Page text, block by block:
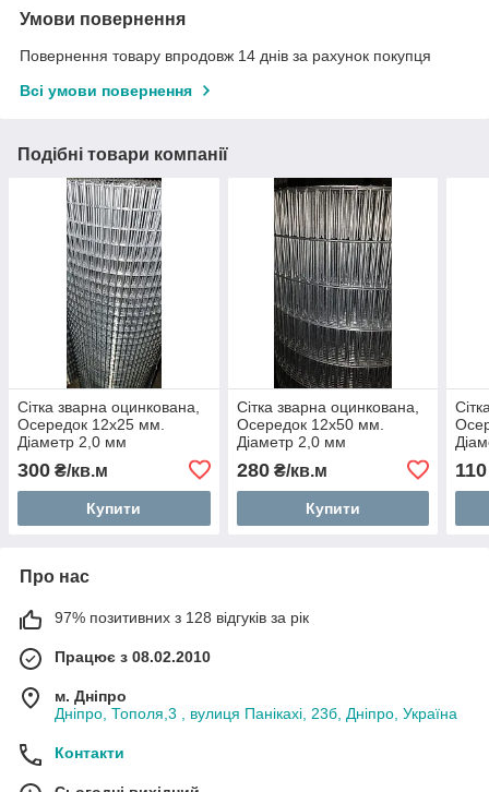
Умови повернення
Повернення товару впродовж 14 днів за рахунок покупця
Всі умови повернення
Подібні товари компанії
Сітка зварна оцинкована,
Осередок 12х25 мм.
Діаметр 2,0 мм
300 ₴/кв.м
Купити
Сітка зварна оцинкована,
Осередок 12х50 мм.
Діаметр 2,0 мм
280₴/кв.м
Купити
110
Про нас
97% позитивних з 128 відгуків за рік
Працює з 08.02.2010
м. Дніпро
Дніпро, Тополя,3 , вулиця Панікахі, 23б, Дніпро, Україна
Контакти